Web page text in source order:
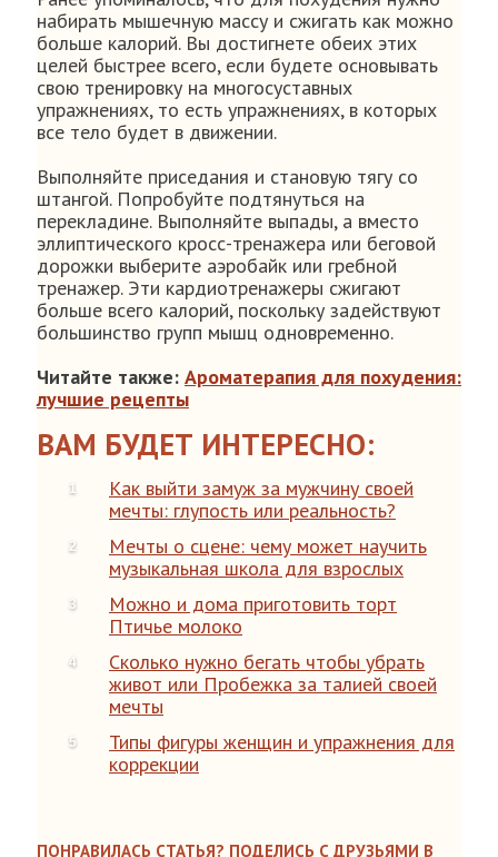
набирать мышечную массу и сжигать как можно
больше калорий. Вы достигнете обеих этих
целей быстрее всего, если будете основывать
свою тренировку на многосуставных
упражнениях, то есть упражнениях, в которых
все тело будет в движении.
Выполняйте приседания и становую тягу со
штангой. Попробуйте подтянуться на
перекладине. Выполняйте выпады, а вместо
эллиптического кросс-тренажера или беговой
дорожки выберите аэробайк или гребной
тренажер. Эти кардиотренажеры сжигают
больше всего калорий, поскольку задействуют
большинство групп мышц одновременно.
Читайте также: Ароматерапия для похудения:
лучшие рецепты
ВАМ БУДЕТ ИНТЕРЕСНО:
Как выйти замуж за мужчину своей
мечты: глупость или реальность?
Мечты о сцене: чему может научить
музыкальная школа для взрослых
Можно и дома приготовить торт
Птичье молоко
Сколько нужно бегать чтобы убрать
живот или Пробежка за талией своей
мечты
Типы фигуры женщин и упражнения для
коррекции
ПОНРАВИЛАСЬ СТАТЬЯ? ПОДЕЛИСЬ С ДРУЗЬЯМИ В